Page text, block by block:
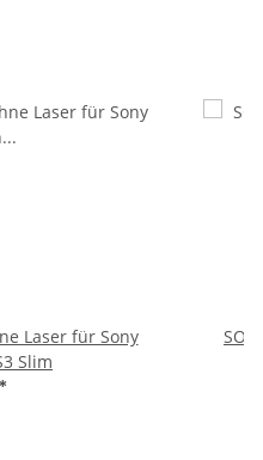
Laser für Sony
3 PS3 Slim
*